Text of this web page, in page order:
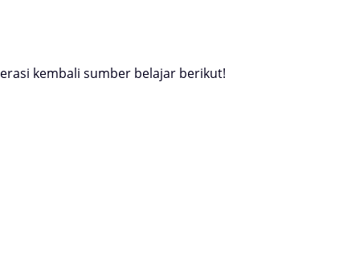
kembali sumber belajar berikut!